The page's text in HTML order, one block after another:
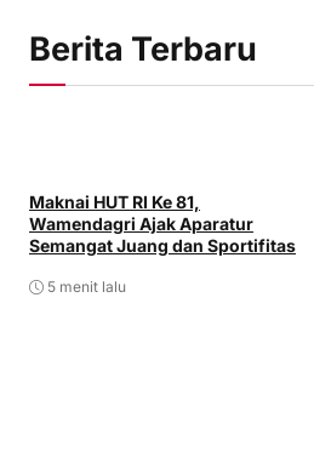
Berita Terbaru
Maknai HUT RI Ke 81,
Wamendagri Ajak Aparatur
Semangat Juang dan Sportifitas
5 menit lalu